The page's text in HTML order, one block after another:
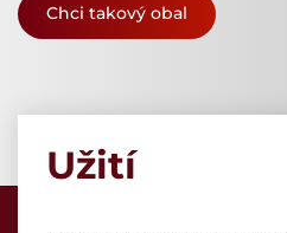
Ostatní
Chci takový obal
Užití